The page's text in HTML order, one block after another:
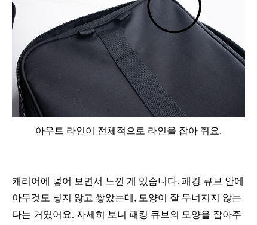
아우트 라인이 전체적으로 라인을 잡아 줘요.
캐리어에 넣어 보면서 느낀 게 있습니다. 패킹 큐브 안에
아무것도 넣지 않고 쌓았는데, 모양이 잘 무너지지 않는
다는 거였어요. 자세히 보니 패킹 큐브의 모양을 잡아주